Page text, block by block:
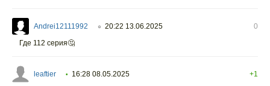
Andrei12111992 ○ 20:22 13.06.2025
0
Где 112 серия🤔
leaftier • 16:28 08.05.2025
+1